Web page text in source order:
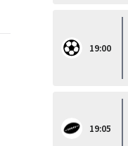
19:00
19:05